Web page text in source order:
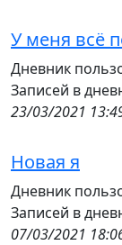
У меня всё
Дневник
Записей в
23/03/2021
Новая я
Дневник
Записей в
07/03/2021